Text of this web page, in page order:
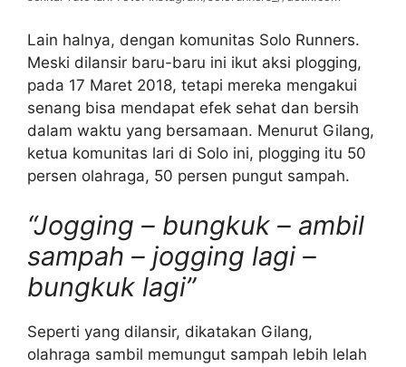
Lain halnya, dengan komunitas Solo Runners.
Meski dilansir baru-baru ini ikut aksi plogging,
pada 17 Maret 2018, tetapi mereka mengakui
senang bisa mendapat efek sehat dan bersih
dalam waktu yang bersamaan. Menurut Gilang,
ketua komunitas lari di Solo ini, plogging itu 50
persen olahraga, 50 persen pungut sampah.
“Jogging – bungkuk – ambil
sampah – jogging lagi –
bungkuk lagi”
Seperti yang dilansir, dikatakan Gilang,
olahraga sambil memungut sampah lebih lelah